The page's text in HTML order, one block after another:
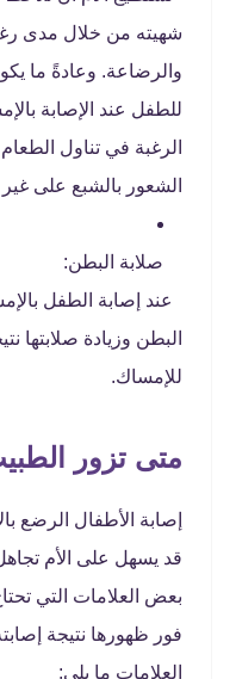
شهيته من خلال مدى
والرضاعة. وعادةً ما
للطفل عند الإصابة
الرغبة في تناول
الشعور بالشبع على
صلابة البطن:
عند إصابة الطفل
البطن وزيادة صلابتها
للإمساك.
متى تزور
إصابة الأطفال الرضع
قد يسهل على الأم
بعض العلامات التي
فور ظهورها نتيجة
العلامات ما يلي: